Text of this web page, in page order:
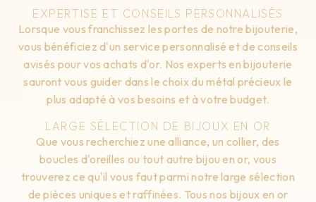
EXPERTISE ET CONSEILS PERSONNALISÉS
Lorsque vous franchissez les portes de notre bijouterie,
vous bénéficiez d'un service personnalisé et de conseils
avisés pour vos achats d'or. Nos experts en bijouterie
sauront vous guider dans le choix du métal précieux le
plus adapté à vos besoins et à votre budget.
LARGE SÉLECTION DE BIJOUX EN OR
Que vous recherchiez une alliance, un collier, des
boucles d'oreilles ou tout autre bijou en or, vous
trouverez ce qu'il vous faut parmi notre large sélection
de pièces uniques et raffinées. Tous nos bijoux en or